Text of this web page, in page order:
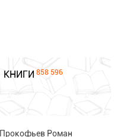
КНИГИ 858 596
Прокофьев Роман